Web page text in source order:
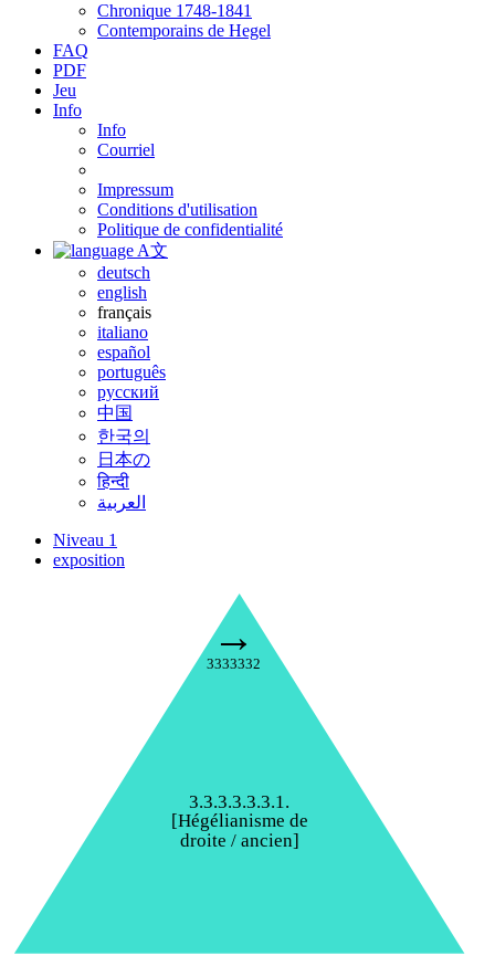
Chronique 1748-1841
Contemporains de Hegel
FAQ
PDF
Jeu
Info
Info
Courriel
Impressum
Conditions d'utilisation
Politique de confidentialité
A文
deutsch
english
français
italiano
español
português
русский
中国
한국의
日本の
हिन्दी
العربية
Niveau 1
exposition
3.3.3.3.3.3.1.
[Hégélianisme de
droite / ancien]
→
3333332